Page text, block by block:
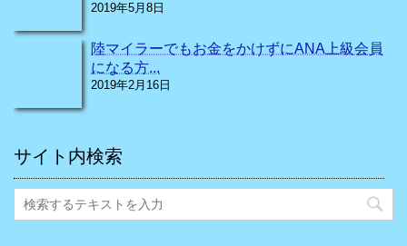
2019年5月8日
陸マイラーでもお金をかけずにANA上級会員
になる方...
2019年2月16日
サイト内検索